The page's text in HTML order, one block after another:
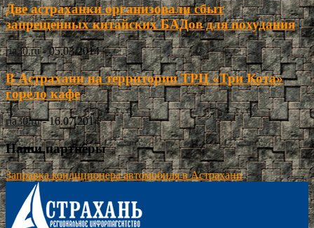
Две астраханки организовали сбыт
запрещенных китайских БАДов для похудания
ria30.ru - 05.03.2014
В Астрахани на территории ТРЦ «Три Кота»
горело кафе
ria30.ru - 16.07.2014
Наши партнёры
Заправка кондиционера автомобиля в Астрахани